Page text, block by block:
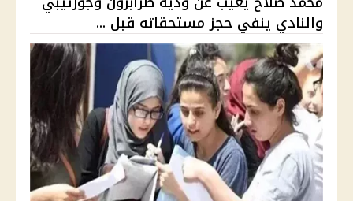
والنادي ينفي حجز مستحقاته قبل ...